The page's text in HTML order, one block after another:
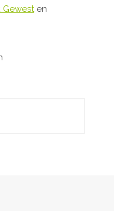
Gewesten